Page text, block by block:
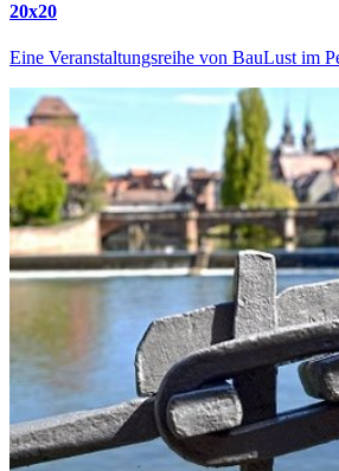
20x20
Eine Veranstaltungsreihe von BauLust im